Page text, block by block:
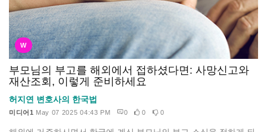
W
부모님의 부고를 해외에서 접하셨다면: 사망신고와
재산조회, 이렇게 준비하세요
허지연 변호사의 한국법
미디어1 May 07 2025 04:43 PM 0 0 0